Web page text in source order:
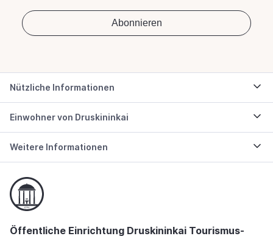
Nützliche Informationen
Einwohner von Druskininkai
Weitere Informationen
Öffentliche Einrichtung Druskininkai Tourismus-